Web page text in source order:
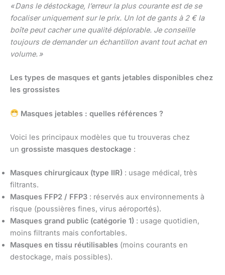
« Dans le déstockage, l’erreur la plus courante est de se
focaliser uniquement sur le prix. Un lot de gants à 2 € la
boîte peut cacher une qualité déplorable. Je conseille
toujours de demander un échantillon avant tout achat en
volume. »
Les types de masques et gants jetables disponibles chez
les grossistes
Masques jetables : quelles références ?
Voici les principaux modèles que tu trouveras chez
un grossiste masques destockage :
Masques chirurgicaux (type IIR) : usage médical, très
filtrants.
Masques FFP2 / FFP3 : réservés aux environnements à
risque (poussières fines, virus aéroportés).
Masques grand public (catégorie 1) : usage quotidien,
moins filtrants mais confortables.
Masques en tissu réutilisables (moins courants en
destockage, mais possibles).